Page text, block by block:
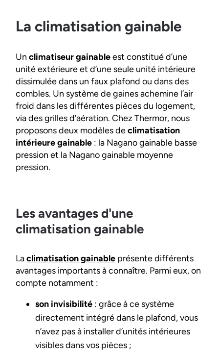
La climatisation gainable
Un climatiseur gainableest constitué d’une
unité extérieure et d’une seule unité intérieure
dissimulée dans un faux plafond ou dans des
combles. Un système de gaines achemine l’air
froid dans les différentes pièces du logement,
via des grilles d’aération. Chez Thermor, nous
proposons deux modèles declimatisation
intérieure gainable : la Nagano gainable basse
pression et la Nagano gainable moyenne
pression.
Les avantages d'une
climatisation gainable
Laclimatisation gainable présente différents
avantages importants à connaître. Parmi eux, on
compte notamment :
son invisibilité : grâce à ce système
directement intégré dans le plafond, vous
n’avez pas à installer d’unités intérieures
visibles dans vos pièces ;